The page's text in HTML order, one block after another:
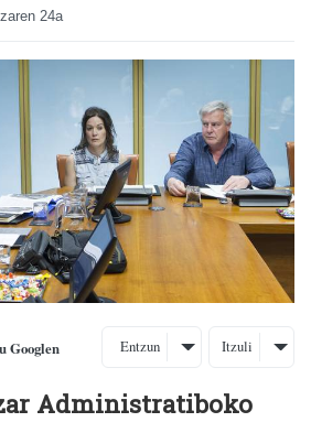
24a
Googlen Entzun Itzuli
Administratiboko